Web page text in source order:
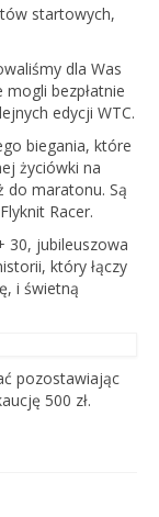
startowych,
dla Was
bezpłatnie
edycji WTC.
biegania, które
życiówki na
do maratonu. Są
Racer.
30, jubileuszowa
który łączy
i świetną
pozostawiając
500 zł.